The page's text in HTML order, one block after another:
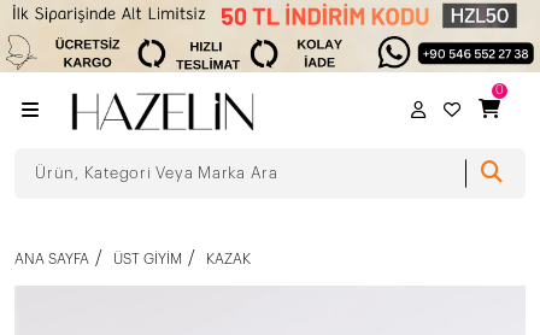
0
ANA SAYFA ÜST GIYIM KAZAK